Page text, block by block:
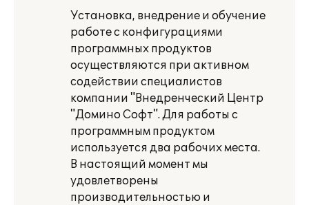
Установка, внедрение и обучение
работе с конфигурациями
программных продуктов
осуществляются при активном
содействии специалистов
компании "Внедренческий Центр
"Домино Софт". Для работы с
программным продуктом
используется два рабочих места.
В настоящий момент мы
удовлетворены
производительностью и